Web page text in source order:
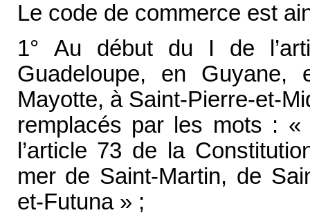
Le code de commerce est
1° Au début du I de
Guadeloupe, en
Mayotte, à Saint-Pierre-et-
remplacés par les mots :
l’article 73 de la
mer de Saint-Martin, de
et-Futuna » ;